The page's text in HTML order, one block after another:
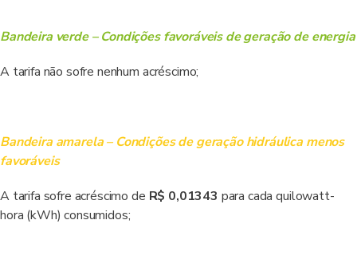
Bandeira verde – Condições favoráveis de geração de energia
A tarifa não sofre nenhum acréscimo;
Bandeira amarela – Condições de geração hidráulica menos
favoráveis
A tarifa sofre acréscimo de R$ 0,01343 para cada quilowatt-
hora (kWh) consumidos;